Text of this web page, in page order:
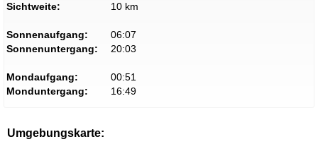
Sichtweite:
10 km
Sonnenaufgang:
06:07
Sonnenuntergang:
20:03
Mondaufgang:
00:51
Monduntergang:
16:49
Umgebungskarte: